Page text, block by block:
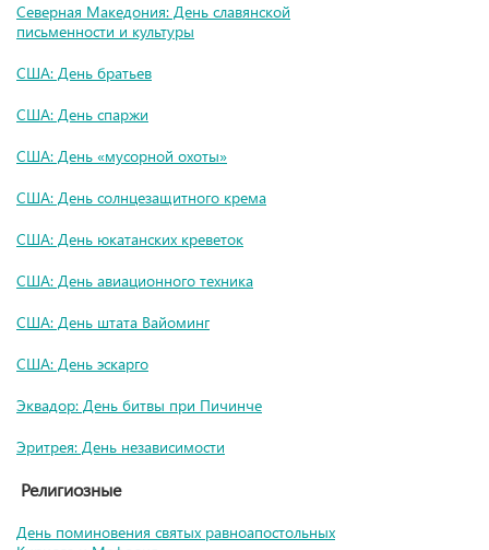
Северная Македония: День славянской
письменности и культуры
США: День братьев
США: День спаржи
США: День «мусорной охоты»
США: День солнцезащитного крема
США: День юкатанских креветок
США: День авиационного техника
США: День штата Вайоминг
США: День эскарго
Эквадор: День битвы при Пичинче
Эритрея: День независимости
Религиозные
День поминовения святых равноапостольных